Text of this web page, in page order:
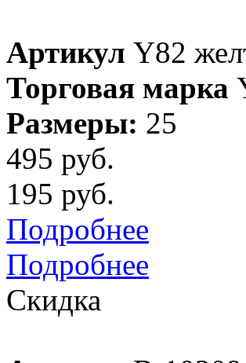
Артикул Y82
Торговая марка
Размеры: 25
495 руб.
195 руб.
Подробнее
Подробнее
Скидка